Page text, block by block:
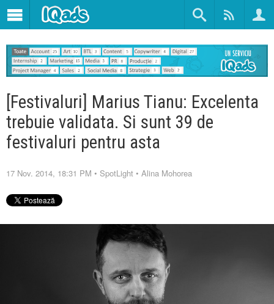
[Festivaluri] Marius Tianu: Excelenta
trebuie validata. Si sunt 39 de
festivaluri pentru asta
17 Nov. 2014, 18:31 PM • SpotLight • Alina Mohorea